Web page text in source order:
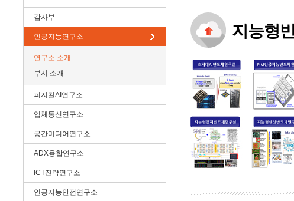
감사부
인공지능연구소
연구소 소개
부서 소개
피지컬AI연구소
입체통신연구소
공간미디어연구소
ADX융합연구소
ICT전략연구소
인공지능안전연구소
지능형